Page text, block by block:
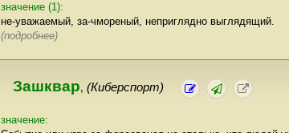
значение (1):
не-уважаемый, за-чмореный, неприглядно выглядящий.
(подробнее)
Зашквар, (Киберспорт)
значение: